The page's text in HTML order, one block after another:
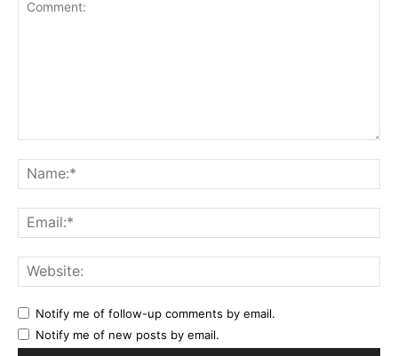
Notify me of follow-up comments by email.
Notify me of new posts by email.